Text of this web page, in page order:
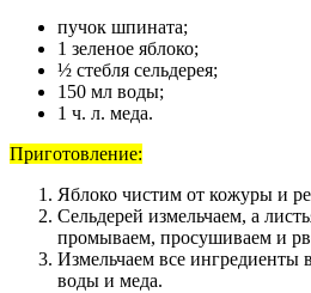
пучок шпината;
1 зеленое яблоко;
½ стебля сельдерея;
150 мл воды;
1 ч. л. меда.
Приготовление:
Яблоко чистим от кожуры и
Сельдерей измельчаем, а
промываем, просушиваем и
Измельчаем все ингредиенты
воды и меда.